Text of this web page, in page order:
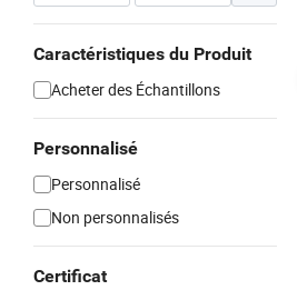
Caractéristiques du Produit
Acheter des Échantillons
Personnalisé
Personnalisé
Non personnalisés
Certificat